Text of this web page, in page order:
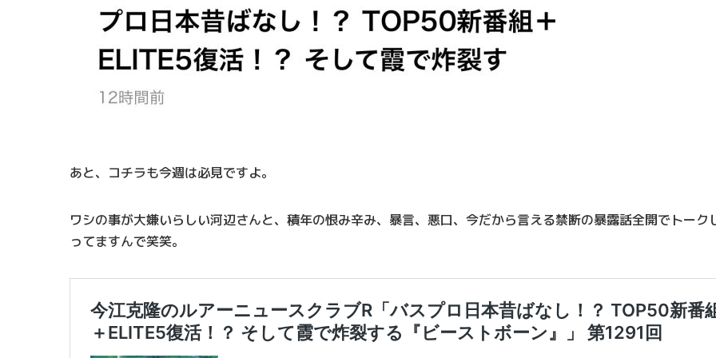
あと、コチラも今週は必見ですよ。
ワシの事が大嫌いらしい河辺さんと、積年の恨み辛み、暴言、悪口、今だから言える禁断の暴露話全開でトーク
ってますんで笑笑。